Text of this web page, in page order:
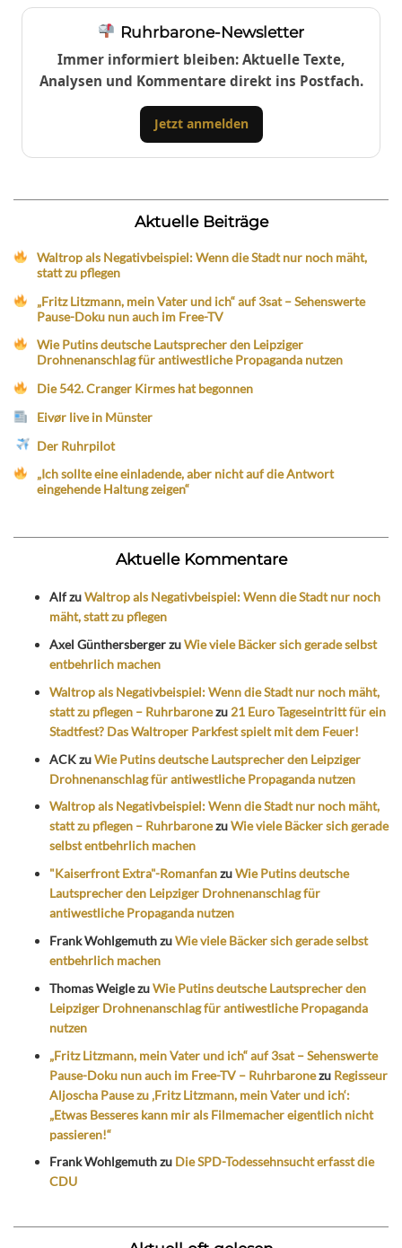
Ruhrbarone-Newsletter
Immer informiert bleiben: Aktuelle Texte,
Analysen und Kommentare direkt ins Postfach.
Jetzt anmelden
Aktuelle Beiträge
Waltrop als Negativbeispiel: Wenn die Stadt nur noch mäht,
statt zu pflegen
„Fritz Litzmann, mein Vater und ich“ auf 3sat – Sehenswerte
Pause-Doku nun auch im Free-TV
Wie Putins deutsche Lautsprecher den Leipziger
Drohnenanschlag für antiwestliche Propaganda nutzen
Die 542. Cranger Kirmes hat begonnen
Eivør live in Münster
Der Ruhrpilot
„Ich sollte eine einladende, aber nicht auf die Antwort
eingehende Haltung zeigen“
Aktuelle Kommentare
AlfzuWaltrop als Negativbeispiel: Wenn die Stadt nur noch
mäht, statt zu pflegen
Axel GünthersbergerzuWie viele Bäcker sich gerade selbst
entbehrlich machen
Waltrop als Negativbeispiel: Wenn die Stadt nur noch mäht,
statt zu pflegen – Ruhrbaronezu 21 Euro Tageseintritt für ein
Stadtfest? Das Waltroper Parkfest spielt mit dem Feuer!
ACKzuWie Putins deutsche Lautsprecher den Leipziger
Drohnenanschlag für antiwestliche Propaganda nutzen
Waltrop als Negativbeispiel: Wenn die Stadt nur noch mäht,
statt zu pflegen – RuhrbaronezuWie viele Bäcker sich gerade
selbst entbehrlich machen
"Kaiserfront Extra"-RomanfanzuWie Putins deutsche
Lautsprecher den Leipziger Drohnenanschlag für
antiwestliche Propaganda nutzen
Frank WohlgemuthzuWie viele Bäcker sich gerade selbst
entbehrlich machen
Thomas WeiglezuWie Putins deutsche Lautsprecher den
Leipziger Drohnenanschlag für antiwestliche Propaganda
nutzen
„Fritz Litzmann, mein Vater und ich“ auf 3sat – Sehenswerte
Pause-Doku nun auch im Free-TV – Ruhrbaronezu Regisseur
Aljoscha Pause zu ‚Fritz Litzmann, mein Vater und ich‘:
„Etwas Besseres kann mir als Filmemacher eigentlich nicht
passieren!“
Frank Wohlgemuthzu Die SPD-Todessehnsucht erfasst die
CDU